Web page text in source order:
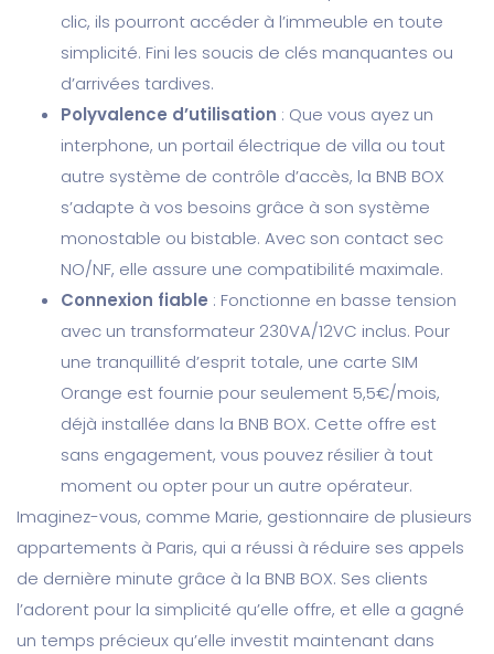
clic, ils pourront accéder à l’immeuble en toute
simplicité. Fini les soucis de clés manquantes ou
d’arrivées tardives.
Polyvalence d’utilisation : Que vous ayez un
interphone, un portail électrique de villa ou tout
autre système de contrôle d’accès, la BNB BOX
s’adapte à vos besoins grâce à son système
monostable ou bistable. Avec son contact sec
NO/NF, elle assure une compatibilité maximale.
Connexion fiable : Fonctionne en basse tension
avec un transformateur 230VA/12VC inclus. Pour
une tranquillité d’esprit totale, une carte SIM
Orange est fournie pour seulement 5,5€/mois,
déjà installée dans la BNB BOX. Cette offre est
sans engagement, vous pouvez résilier à tout
moment ou opter pour un autre opérateur.
Imaginez-vous, comme Marie, gestionnaire de plusieurs
appartements à Paris, qui a réussi à réduire ses appels
de dernière minute grâce à la BNB BOX. Ses clients
l’adorent pour la simplicité qu’elle offre, et elle a gagné
un temps précieux qu’elle investit maintenant dans